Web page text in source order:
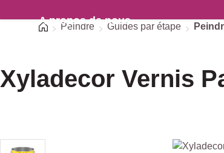
A propos de nous
Accueil
Peindre Guides par étape
Xyladecor Vernis
Ignorer la galerie d'images